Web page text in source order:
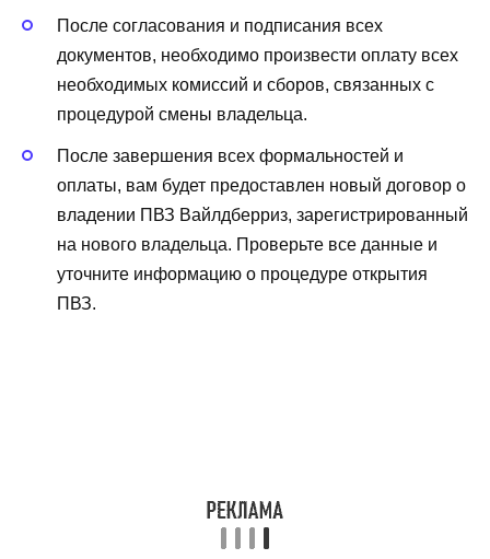
После согласования и подписания всех
документов, необходимо произвести оплату всех
необходимых комиссий и сборов, связанных с
процедурой смены владельца.
После завершения всех формальностей и
оплаты, вам будет предоставлен новый договор о
владении ПВЗ Вайлдберриз, зарегистрированный
на нового владельца. Проверьте все данные и
уточните информацию о процедуре открытия
ПВЗ.